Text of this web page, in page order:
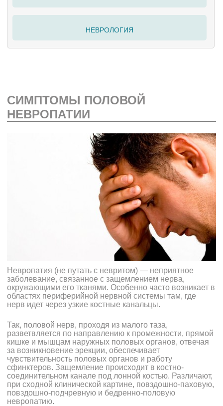
НЕВРОЛОГИЯ
СИМПТОМЫ ПОЛОВОЙ
НЕВРОПАТИИ
Невропатия (не путать с невритом) — неприятное
заболевание, связанное с защемлением нерва,
окружающими его тканями. Особенно часто возникает в
областях периферийной нервной системы там, где
нерв идет через узкие костные канальцы.
Так, половой нерв, проходя из малого таза,
разветвляется по направлению к промежности, прямой
кишке и мышцам наружных половых органов, отвечая
за возникновение эрекции, обеспечивает
чувствительность половых органов и работу
сфинктеров. Защемление происходит в костно-
соединительном канале под лонной костью. Различают,
при сходной клинической картине, повздошно-паховую,
повздошно-подчревную и бедренно-половую
невропатию.